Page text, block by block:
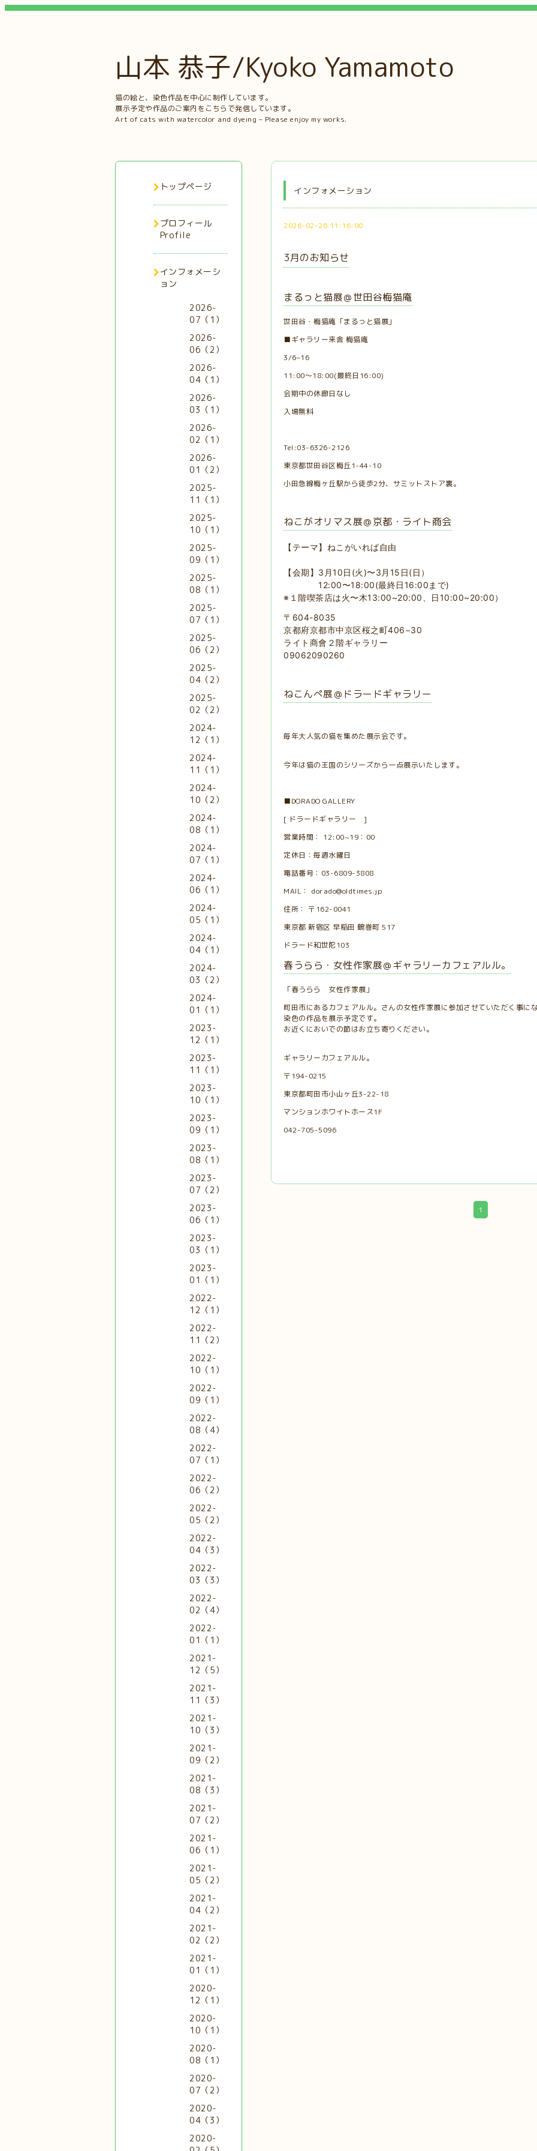
山本 恭子/Kyoko Yamamoto
猫の絵と、染色作品を中心に制作しています。
展示予定や作品のご案内をこちらで発信しています。
Art of cats with watercolor and dyeing – Please enjoy my works.
インフォメーション
2026-02-26 11:16:00
3月のお知らせ
まるっと猫展＠世田谷梅猫庵
世田谷・梅猫庵「まるっと猫展」
■ギャラリー来舎 梅猫庵
3/6–16
11:00～18:00(最終日16:00)
会期中の休廊日なし
入場無料
Tel:03-6326-2126
東京都世田谷区梅丘1-44-10
小田急線梅ヶ丘駅から徒歩2分、サミットストア裏。
ねこがオリマス展＠京都・ライト商会
【テーマ】ねこがいれば自由
【会期】3月10日(火)〜3月15日(日）
12:00〜18:00(最終日16:00まで)
※１階喫茶店は火〜木13:00~20:00、日10:00~20:00）
〒604-8035
京都府京都市中京区桜之町406−30
ライト商會２階ギャラリー
09062090260
ねこんぺ展＠ドラードギャラリー
毎年大人気の猫を集めた展示会です。
今年は猫の王国のシリーズから一点展示いたします。
■DORADO GALLERY
[ ドラードギャラリー ]
営業時間： 12:00~19：00
定休日：毎週水曜日
電話番号：03-6809-3808
MAIL： dorado@oldtimes.jp
住所： 〒162-0041
東京都 新宿区 早稲田 鶴巻町 517
ドラード和世陀103
春うらら・女性作家展＠ギャラリーカフェアルル。
「春うらら 女性作家展」
町田市にあるカフェアルル。さんの女性作家展に参加させていただく事にな
染色の作品を展示予定です。
お近くにおいでの節はお立ち寄りください。
ギャラリーカフェアルル。
〒194-0215
東京都町田市小山ヶ丘3-22-18
マンションホワイトホース1F
042-705-5096
1
トップページ
プロフィール
Profile
インフォメーシ
ョン
2026-
07（1）
2026-
06（2）
2026-
04（1）
2026-
03（1）
2026-
02（1）
2026-
01（2）
2025-
11（1）
2025-
10（1）
2025-
09（1）
2025-
08（1）
2025-
07（1）
2025-
06（2）
2025-
04（2）
2025-
02（2）
2024-
12（1）
2024-
11（1）
2024-
10（2）
2024-
08（1）
2024-
07（1）
2024-
06（1）
2024-
05（1）
2024-
04（1）
2024-
03（2）
2024-
01（1）
2023-
12（1）
2023-
11（1）
2023-
10（1）
2023-
09（1）
2023-
08（1）
2023-
07（2）
2023-
06（1）
2023-
03（1）
2023-
01（1）
2022-
12（1）
2022-
11（2）
2022-
10（1）
2022-
09（1）
2022-
08（4）
2022-
07（1）
2022-
06（2）
2022-
05（2）
2022-
04（3）
2022-
03（3）
2022-
02（4）
2022-
01（1）
2021-
12（5）
2021-
11（3）
2021-
10（3）
2021-
09（2）
2021-
08（3）
2021-
07（2）
2021-
06（1）
2021-
05（2）
2021-
04（2）
2021-
02（2）
2021-
01（1）
2020-
12（1）
2020-
10（1）
2020-
08（1）
2020-
07（2）
2020-
04（3）
2020-